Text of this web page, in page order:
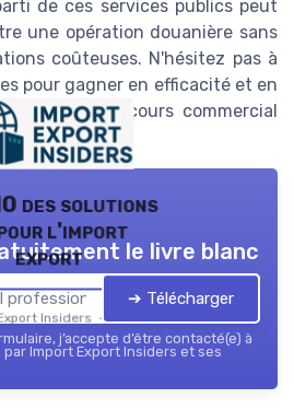
de ces services publics peut
une opération douanière sans
coûteuses. N'hésitez pas à
pour gagner en efficacité et en
de votre parcours commercial
des solutions
l'import
export
Insiders — 2026
le livre blanc
➔ Télécharger
j’accepte d’être contacté(e) à
Import Export Insiders et ses